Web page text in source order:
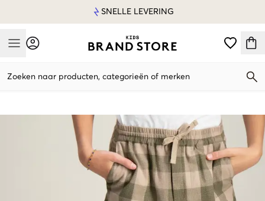
SNELLE LEVERING
Mobile Menu
Zoeken naar producten, categorieën of merken